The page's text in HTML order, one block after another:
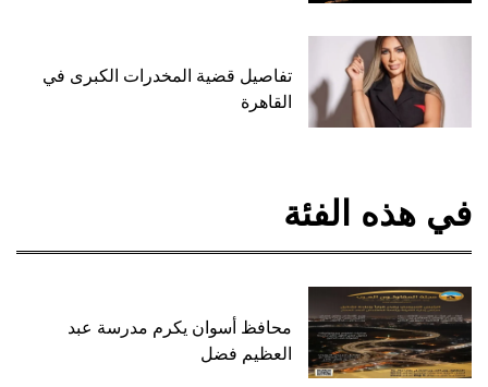
تفاصيل قضية المخدرات الكبرى في
القاهرة
في هذه الفئة
محافظ أسوان يكرم مدرسة عبد
العظيم فضل